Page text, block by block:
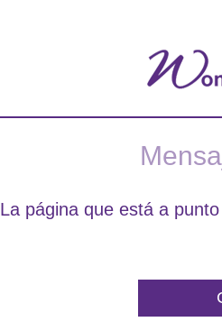
La página que está a